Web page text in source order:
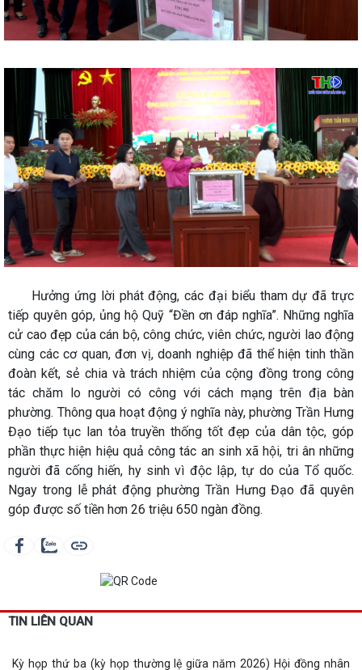
Hưởng ứng lời phát động, các đại biểu tham dự đã trực
tiếp quyên góp, ủng hộ Quỹ “Đền ơn đáp nghĩa”. Những nghĩa
cử cao đẹp của cán bộ, công chức, viên chức, người lao động
cùng các cơ quan, đơn vị, doanh nghiệp đã thể hiện tinh thần
đoàn kết, sẻ chia và trách nhiệm của cộng đồng trong công
tác chăm lo người có công với cách mạng trên địa bàn
phường. Thông qua hoạt động ý nghĩa này, phường Trần Hưng
Đạo tiếp tục lan tỏa truyền thống tốt đẹp của dân tộc, góp
phần thực hiện hiệu quả công tác an sinh xã hội, tri ân những
người đã cống hiến, hy sinh vì độc lập, tự do của Tổ quốc.
Ngay trong lễ phát động phường Trần Hưng Đạo đã quyên
góp được số tiền hơn 26 triệu 650 ngàn đồng.
TIN LIÊN QUAN
Kỳ họp thứ ba (kỳ họp thường lệ giữa năm 2026) Hội đồng nhân